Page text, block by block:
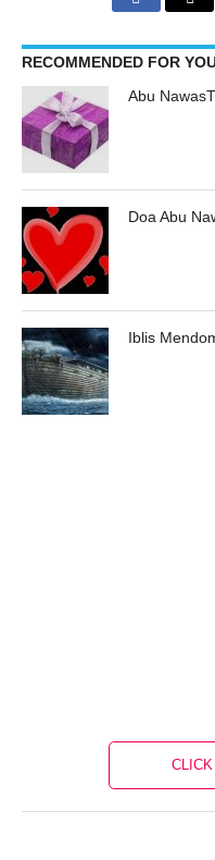
RECOMMENDED FOR
Abu
Doa Abu
Iblis